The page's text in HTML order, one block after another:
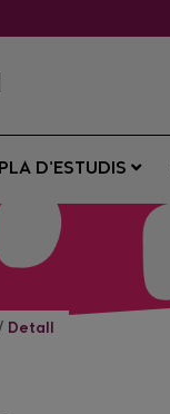
PLA D’ESTUDIS
Detall